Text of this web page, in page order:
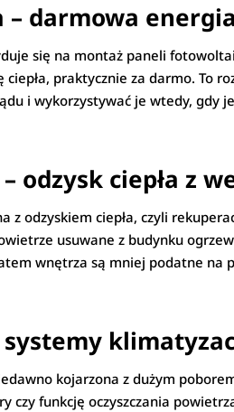
darmowa energia
się na montaż paneli
ciepła, praktycznie za darmo. To
i wykorzystywać je wtedy, gdy
odzysk ciepła z
z odzyskiem ciepła, czyli
usuwane z budynku
wnętrza są mniej podatne na
systemy
kojarzona z dużym
czy funkcję oczyszczania